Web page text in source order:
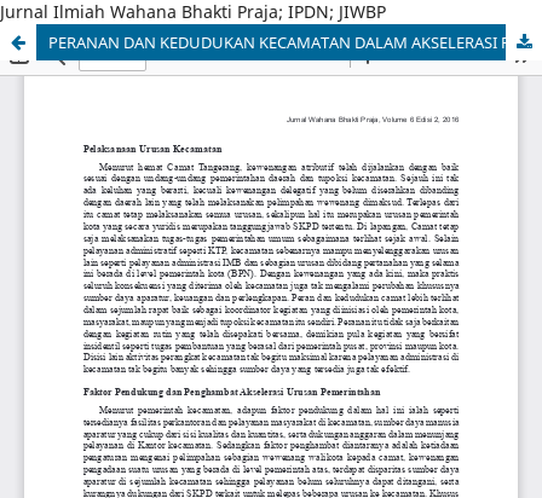
Jurnal Ilmiah Wahana Bhakti Praja; IPDN; JIWBP
PERANAN DAN KEDUDUKAN KECAMATAN DALAM AKSELERASI PENYELENGGARAAN URUSAN PEMERINTAHINSI DI KOTA TANGERANG PROVINSI BANTEN